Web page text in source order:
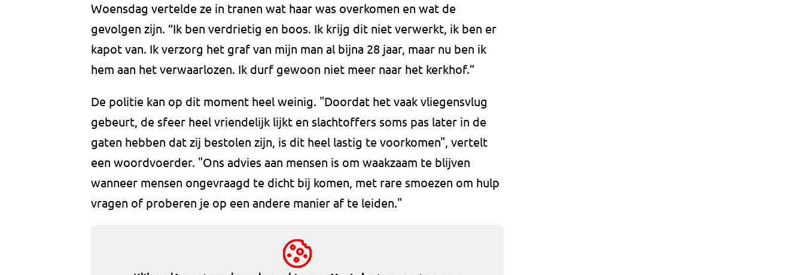
Woensdag vertelde ze in tranen wat haar was overkomen en wat de
gevolgen zijn. “Ik ben verdrietig en boos. Ik krijg dit niet verwerkt, ik ben er
kapot van. Ik verzorg het graf van mijn man al bijna 28 jaar, maar nu ben ik
hem aan het verwaarlozen. Ik durf gewoon niet meer naar het kerkhof.”
De politie kan op dit moment heel weinig. "Doordat het vaak vliegensvlug
gebeurt, de sfeer heel vriendelijk lijkt en slachtoffers soms pas later in de
gaten hebben dat zij bestolen zijn, is dit heel lastig te voorkomen", vertelt
een woordvoerder. "Ons advies aan mensen is om waakzaam te blijven
wanneer mensen ongevraagd te dicht bij komen, met rare smoezen om hulp
vragen of proberen je op een andere manier af te leiden."